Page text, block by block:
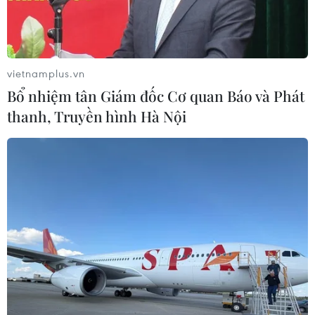
Hiệp hội Các Nhà sản xuất Ôtô châu Âu (ACEA)
cho biết Liên minh châu Âu (EU) và Vương quốc
Anh cần hành động khẩn cấp để lùi thời hạn
thực thi các quy định đối với xe điện (EV) được
vietnamplus.vn
Bổ nhiệm tân Giám đốc Cơ quan Báo và Phát
thanh, Truyền hình Hà Nội